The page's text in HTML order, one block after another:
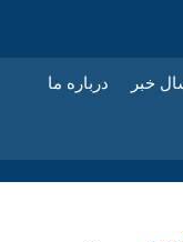
خبر درباره ما